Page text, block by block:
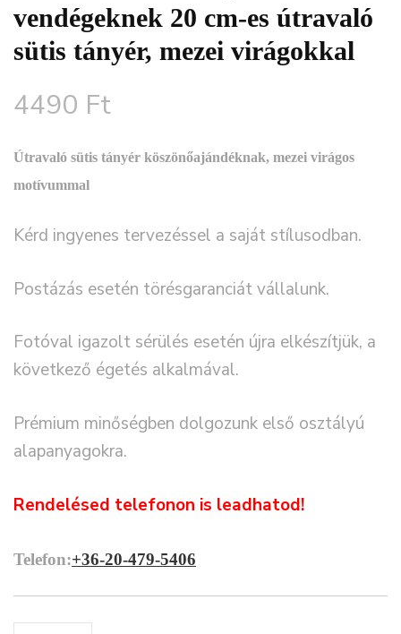
vendégeknek 20 cm-es útravaló
sütis tányér, mezei virágokkal
4490 Ft
Útravaló sütis tányér köszönőajándéknak, mezei virágos
motívummal
Kérd ingyenes tervezéssel a saját stílusodban.
Postázás esetén törésgaranciát vállalunk.
Fotóval igazolt sérülés esetén újra elkészítjük, a
következő égetés alkalmával.
Prémium minőségben dolgozunk első osztályú
alapanyagokra.
Rendelésed telefonon is leadhatod!
Telefon:+36-20-479-5406